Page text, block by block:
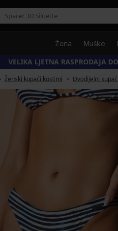
Žena Muške
VELIKA LJETNA RASPRODAJA
Ženski kupaći kostimi Dvodijelni